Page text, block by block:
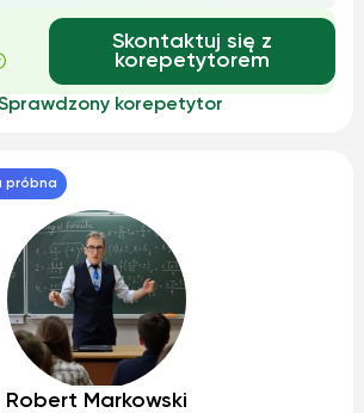
Skontaktuj się z
korepetytorem
korepetytor
próbna
Robert Markowski